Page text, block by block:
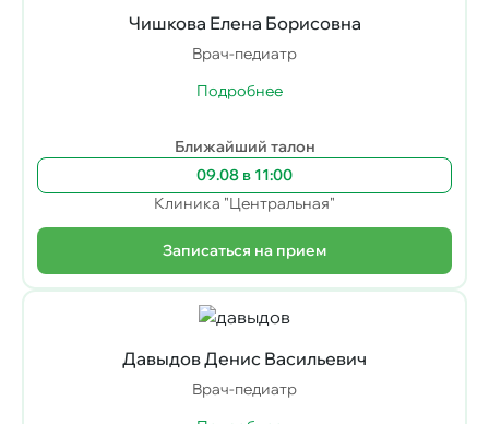
Чишкова Елена Борисовна
Врач-педиатр
Подробнее
Ближайший талон
09.08 в 11:00
Клиника "Центральная"
Записаться на прием
Давыдов Денис Васильевич
Врач-педиатр